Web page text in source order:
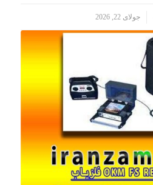
جولای 22, 2026